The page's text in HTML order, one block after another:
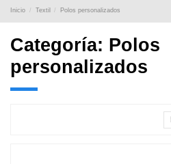
Inicio Textil Polos personalizados
Categoría: Polos
personalizados